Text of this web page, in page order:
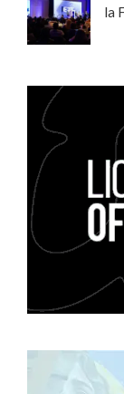
la